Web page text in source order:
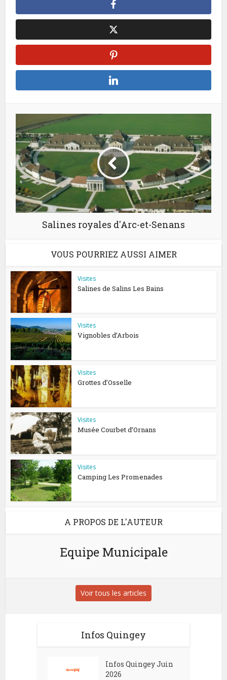
Salines royales d′Arc-et-Senans
VOUS POURRIEZ AUSSI AIMER
Visites
Salines de Salins Les Bains
Visites
Vignobles d’Arbois
Visites
Grottes d’Osselle
Visites
Musée Courbet d’Ornans
Visites
Camping Les Promenades
A PROPOS DE L'AUTEUR
Equipe Municipale
Voir tous les articles
Infos Quingey
Infos Quingey Juin
2026